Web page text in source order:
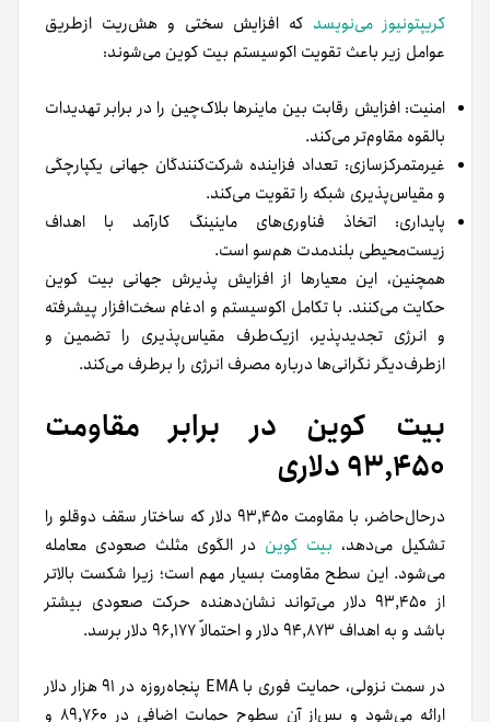
کریپتونیوز می‌نویسد که افزایش سختی و هش‌ریت از‌طریق
عوامل زیر باعث تقویت اکوسیستم بیت کوین می‌شوند:
امنیت: افزایش رقابت بین ماینرها بلاک‌چین را در برابر تهدیدات
بالقوه مقاوم‌تر می‌کند.
غیرمتمرکزسازی: تعداد فزاینده شرکت‌کنندگان جهانی یکپارچگی
و مقیاس‌پذیری شبکه را تقویت می‌کند.
پایداری: اتخاذ فناوری‌های ماینینگ کارآمد با اهداف
زیست‌محیطی بلندمدت هم‌سو است.
همچنین، این معیارها از افزایش پذیرش جهانی بیت کوین
حکایت می‌کنند. با تکامل اکوسیستم و ادغام سخت‌افزار پیشرفته
و انرژی تجدیدپذیر، ازیک‌طرف مقیاس‌پذیری را تضمین و
ازطرف‌دیگر نگرانی‌ها درباره مصرف انرژی را برطرف می‌کند.
بیت کوین در برابر مقاومت
۹۳,۴۵۰ دلاری
در‌حال‌حاضر، با مقاومت ۹۳,۴۵۰ دلار که ساختار سقف دوقلو را
تشکیل می‌دهد، بیت کوین در الگوی مثلث صعودی معامله
می‌شود. این سطح مقاومت بسیار مهم است؛ زیرا شکست بالاتر
از ۹۳,۴۵۰ دلار می‌تواند نشان‌دهنده حرکت صعودی بیشتر
باشد و به اهداف ۹۴,۸۷۳ دلار و احتمالاً ۹۶,۱۷۷ دلار برسد.
در سمت نزولی، حمایت فوری با EMA پنجاه‌روزه در ۹۱ هزار دلار
ارائه می‌شود و پس‌از آن سطوح حمایت اضافی در ۸۹,۷۶۰ و